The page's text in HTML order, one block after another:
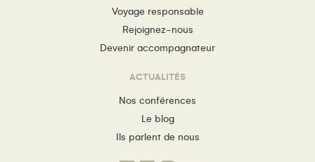
Voyage responsable
Rejoignez-nous
Devenir accompagnateur
ACTUALITÉS
Nos conférences
Le blog
Ils parlent de nous